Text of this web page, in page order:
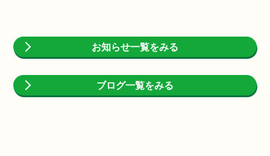
お知らせ一覧をみる
ブログ一覧をみる